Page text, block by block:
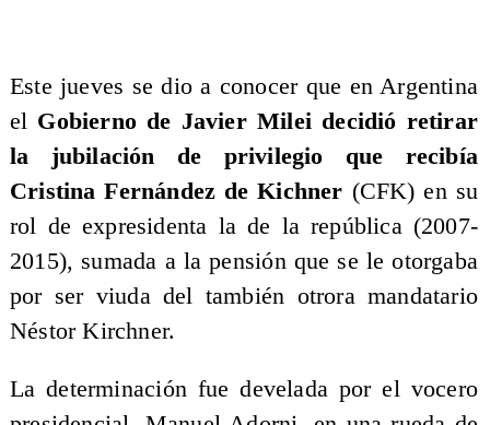
Este jueves se dio a conocer que en Argentina
el Gobierno de Javier Milei decidió retirar
la jubilación de privilegio que recibía
Cristina Fernández de Kichner (CFK) en su
rol de expresidenta la de la república (2007-
2015), sumada a la pensión que se le otorgaba
por ser viuda del también otrora mandatario
Néstor Kirchner.
La determinación fue develada por el vocero